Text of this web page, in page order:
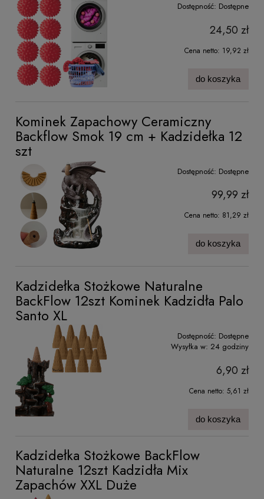
Dostępność: Dostępne
24,50 zł
Cena netto: 19,92 zł
do koszyka
Kominek Zapachowy Ceramiczny
Backflow Smok 19 cm + Kadzidełka 12
szt
Dostępność: Dostępne
99,99 zł
Cena netto: 81,29 zł
do koszyka
Kadzidełka Stożkowe Naturalne
BackFlow 12szt Kominek Kadzidła Palo
Santo XL
Dostępność: Dostępne
Wysyłka w: 24 godziny
6,90 zł
Cena netto: 5,61 zł
do koszyka
Kadzidełka Stożkowe BackFlow
Naturalne 12szt Kadzidła Mix
Zapachów XXL Duże